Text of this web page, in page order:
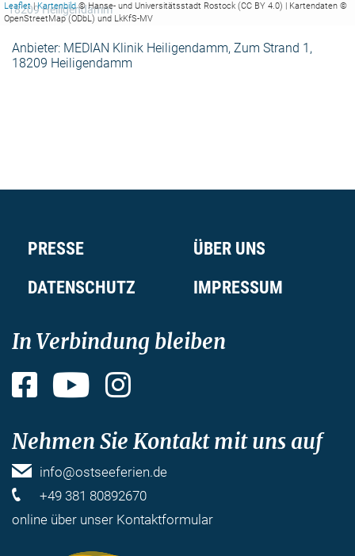
Leaflet|Kartenbild© Hanse- und Universitätsstadt Rostock (CC BY 4.0) | Kartendaten ©
OpenStreetMap (ODbL) und LkKfS-MV
18209 Heiligendamm
Anbieter: MEDIAN Klinik Heiligendamm, Zum Strand 1,
18209 Heiligendamm
PRESSE
ÜBER UNS
DATENSCHUTZ
IMPRESSUM
In Verbindung bleiben
Facebook YouTube
Nehmen Sie Kontakt mit uns auf
info@ostseeferien.de
+49 381 80892670
online über unser Kontaktformular